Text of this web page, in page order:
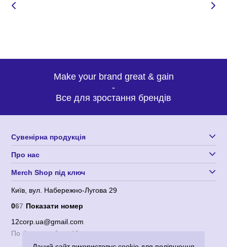
Make your brand great & gain
-
Все для зростання брендів
Сувенірна продукція
Про нас
Merch Shop під ключ
Київ, вул. Набережно-Лугова 29
067 Показати номер
12corp.ua@gmail.com
По будням с 9 до 18